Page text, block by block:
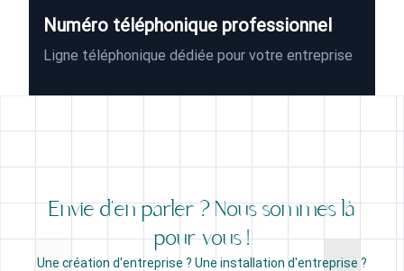
Numéro téléphonique professionnel
Ligne téléphonique dédiée pour votre entreprise
Envie d'en parler ? Nous sommes là
pour vous !
Une création d'entreprise ? Une installation d'entreprise ?